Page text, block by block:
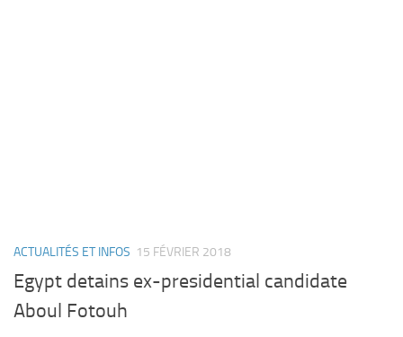
ACTUALITÉS ET INFOS 15 FÉVRIER 2018
Egypt detains ex-presidential candidate
Aboul Fotouh